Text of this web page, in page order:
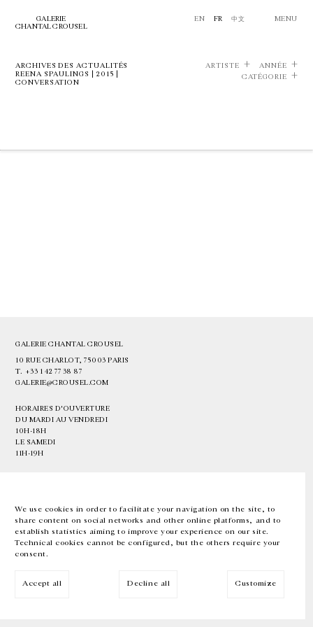
We use cookies in order to facilitate your navigation on the site, to
share content on social networks and other online platforms, and to
establish statistics aiming to improve your experience on our site.
Technical cookies cannot be configured, but the others require your
consent.
Accept all Decline all Customize
GALERIE
CHANTAL CROUSEL
EN FR 中文 MENU
ARCHIVES DES ACTUALITÉS
REENA SPAULINGS | 2015 |
CONVERSATION
ARTISTE
ANNÉE
CATÉGORIE
GALERIE CHANTAL CROUSEL
10 RUE CHARLOT, 75003 PARIS
T. +33 1 42 77 38 87
GALERIE@CROUSEL.COM
HORAIRES D'OUVERTURE
DU MARDI AU VENDREDI
10H-18H
LE SAMEDI
11H-19H
EN FR 中文 Facebook Instagram
Inscrivez-vous à notre newsletter